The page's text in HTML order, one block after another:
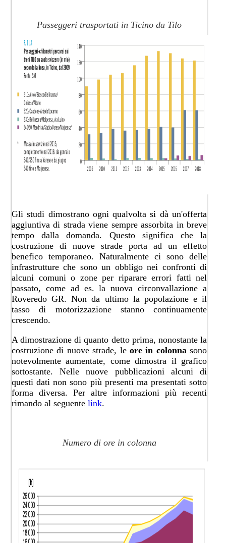
Passeggeri trasportati in Ticino da Tilo
​Gli studi dimostrano ogni qualvolta si dà un'offerta
aggiuntiva di strada viene sempre assorbita in breve
tempo dalla domanda. Questo significa che la
costruzione di nuove strade porta ad un effetto
benefico temporaneo. Naturalmente ci sono delle
infrastrutture che sono un obbligo nei confronti di
alcuni comuni o zone per riparare errori fatti nel
passato, come ad es. la nuova circonvallazione a
Roveredo GR. Non da ultimo la popolazione e il
tasso di motorizzazione stanno continuamente
crescendo.
A dimostrazione di quanto detto prima, nonostante la
costruzione di nuove strade, le ore in colonna sono
notevolmente aumentate, come dimostra il grafico
sottostante. Nelle nuove pubblicazioni alcuni di
questi dati non sono più presenti ma presentati sotto
forma diversa. Per altre informazioni più recenti
rimando al seguente link​.
​Numero di ore in colonna